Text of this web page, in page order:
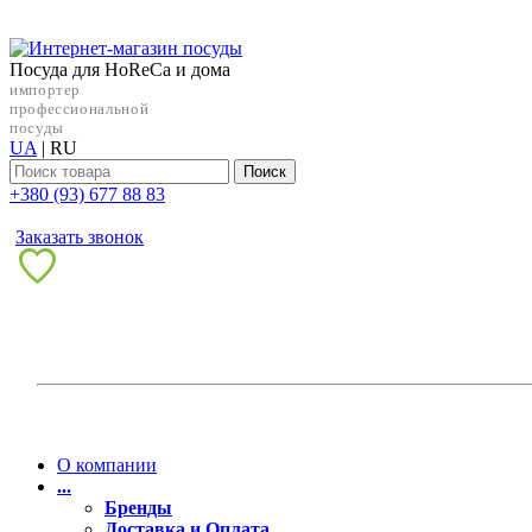
Посуда для HoReCa и дома
импортер
профессиональной
посуды
UA | RU
Поиск
+38‎0 (93) 677 88 83
Заказать звонок
О компании
...
Бренды